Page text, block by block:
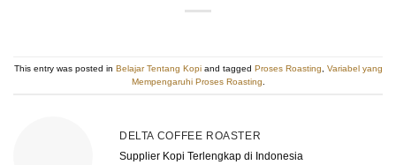
This entry was posted in Belajar Tentang Kopiand tagged Proses Roasting
Variabel yang
Mempengaruhi Proses Roasting
DELTA COFFEE ROASTER
Supplier Kopi Terlengkap di Indonesia